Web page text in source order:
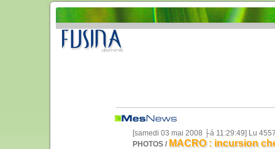
[samedi 03 mai 2008 ├á 11:29:49] Lu
PHOTOS / MACRO : incursion